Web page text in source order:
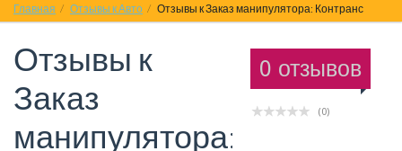
Спорт Фильмы Деньги Путешествия
Красота Здоровье
Главная Отзывы к Авто Отзывы к Заказ манипулятора: Контранс
0 отзывов
(0)
Отзывы к
Заказ
манипулятора: